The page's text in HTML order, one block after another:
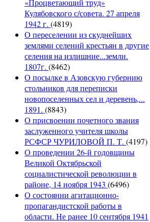
Кулябовского с/совета. 27 апреля
1942 г. (4819)
О переселении из скуднейших
землями селений крестьян в другие
селения на излишние...земли.
1807г. (8462)
О посылке в Азовскую губернию
стольников для переписки
новопоселенных сел и деревень,...
1891. (8843)
О присвоении почетного звания
заслуженного учителя школы
РСФСР ЧУРИЛОВОЙ П. Т. (4197)
О проведении 26-й годовщины
Великой Октябрьской
социалистической революции в
районе, 14 ноября 1943 (6496)
О состоянии агитационно-
пропагандистской работы в
области. Не ранее 10 сентября 1941